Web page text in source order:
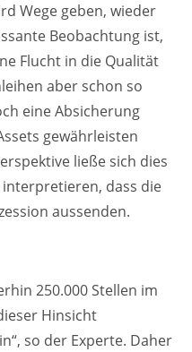
Wege geben, wieder
Beobachtung ist,
Flucht in die Qualität
aber schon so
eine Absicherung
gewährleisten
ließe sich dies
dass die
aussenden.
250.000 Stellen im
Hinsicht
so der Experte. Daher